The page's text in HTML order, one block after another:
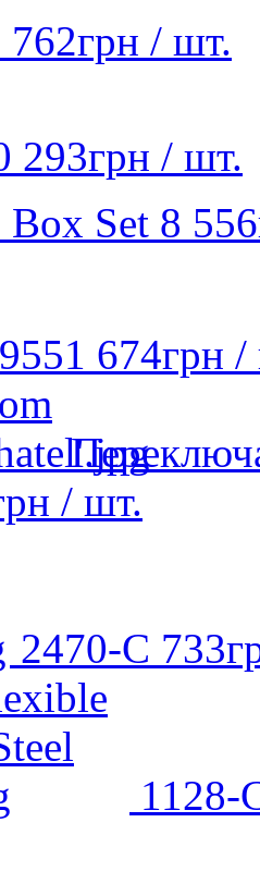
762грн / шт.
293грн / шт.
Box Set 8 556
9551 674грн /
/ шт.
2470-С 733
1128-